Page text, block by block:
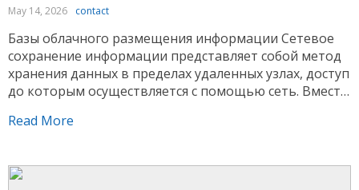
May 14, 2026 contact
Базы облачного размещения информации Сетевое
сохранение информации представляет собой метод
хранения данных в пределах удаленных узлах, доступ
до которым осуществляется с помощью сеть. Вместо
данные сохраняются внутри сетевой среде,
дает возможность получать подключение к
сведениям с различных устройств и упрощает
Read More